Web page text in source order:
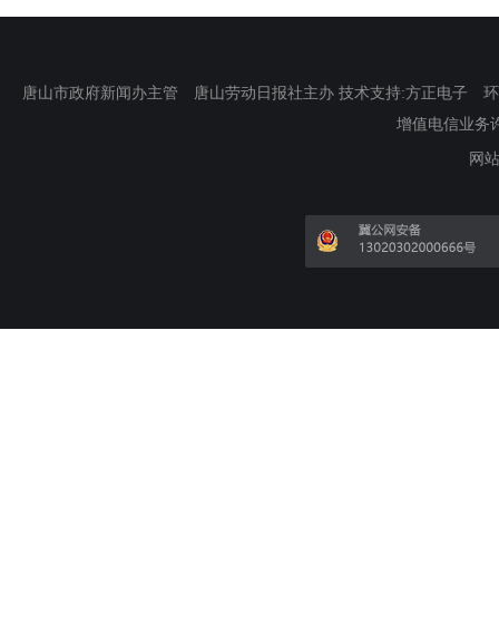
唐山市政府新闻办主管 唐山劳动日报社主办 技术支持:方正电子
增值电信业务
网